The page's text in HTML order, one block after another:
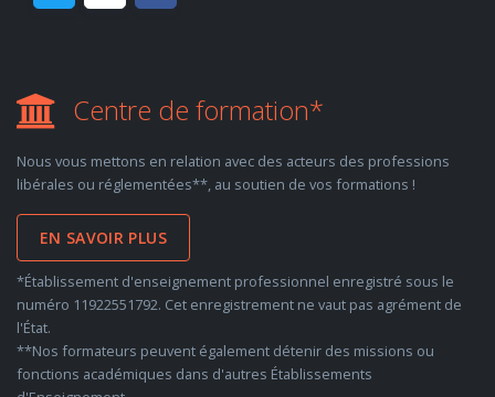
Centre de formation*
Nous vous mettons en relation avec des acteurs des professions
libérales ou réglementées**, au soutien de vos formations !
EN SAVOIR PLUS
*Établissement d'enseignement professionnel enregistré sous le
numéro 11922551792. Cet enregistrement ne vaut pas agrément de
l'État.
**Nos formateurs peuvent également détenir des missions ou
fonctions académiques dans d'autres Établissements